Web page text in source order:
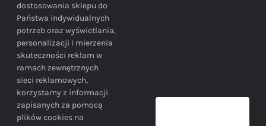
BEZPIECZEŃSTWO
Bezpieczne zakupy gwarantowane!
dostosowania sklepu do
Państwa indywidualnych
potrzeb oraz wyświetlania,
personalizacji i mierzenia
skuteczności reklam w
ramach zewnętrznych
sieci reklamowych,
korzystamy z informacji
zapisanych za pomocą
plików cookies na